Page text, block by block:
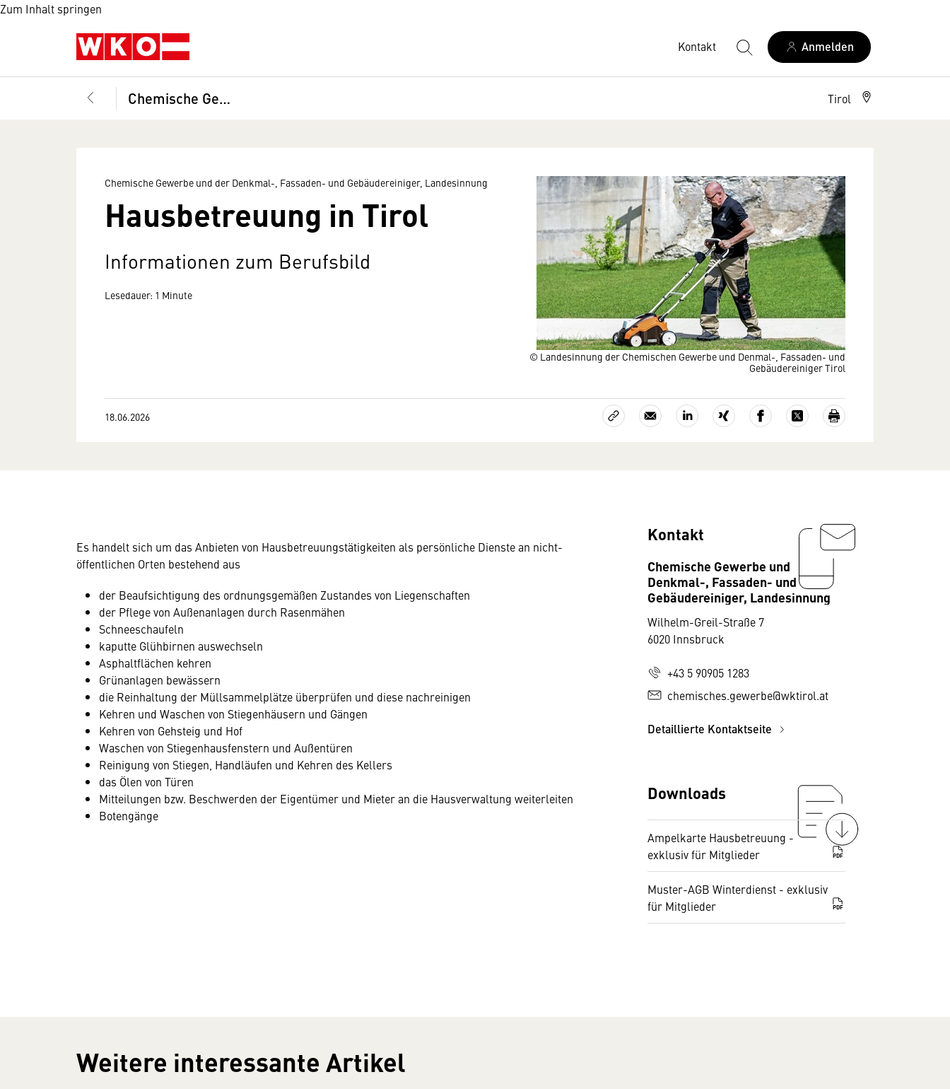
Zum Inhalt springen
Kontakt Anmelden
Chemische Gewerbe und der Denkmal-, Fassaden- und Gebäudereiniger, Landesinnung Tirol
© Landesinnung der Chemischen Gewerbe und Denmal-, Fassaden- und
Gebäudereiniger Tirol
Chemische Gewerbe und der Denkmal-, Fassaden- und Gebäudereiniger, Landesinnung
Hausbetreuung in Tirol
Informationen zum Berufsbild
Lesedauer: 1 Minute
18.06.2026
Es handelt sich um das Anbieten von Hausbetreuungstätigkeiten als persönliche Dienste an nicht-
öffentlichen Orten bestehend aus
der Beaufsichtigung des ordnungsgemäßen Zustandes von Liegenschaften
der Pflege von Außenanlagen durch Rasenmähen
Schneeschaufeln
kaputte Glühbirnen auswechseln
Asphaltflächen kehren
Grünanlagen bewässern
die Reinhaltung der Müllsammelplätze überprüfen und diese nachreinigen
Kehren und Waschen von Stiegenhäusern und Gängen
Kehren von Gehsteig und Hof
Waschen von Stiegenhausfenstern und Außentüren
Reinigung von Stiegen, Handläufen und Kehren des Kellers
das Ölen von Türen
Mitteilungen bzw. Beschwerden der Eigentümer und Mieter an die Hausverwaltung weiterleiten
Botengänge
Kontakt
Chemische Gewerbe und
Denkmal-, Fassaden- und
Gebäudereiniger, Landesinnung
Wilhelm-Greil-Straße 7
6020 Innsbruck
+43 5 90905 1283
chemisches.gewerbe@wktirol.at
Detaillierte Kontaktseite
Downloads
Ampelkarte Hausbetreuung -
exklusiv für Mitglieder
PDF
Muster-AGB Winterdienst - exklusiv
für Mitglieder
PDF
Weitere interessante Artikel